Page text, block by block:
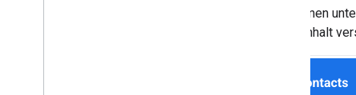
Sie können
Karteninhalt